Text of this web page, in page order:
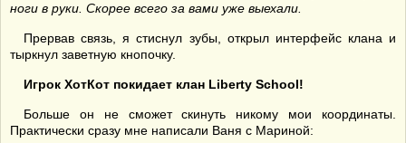
ноги в руки. Скорее всего за вами уже выехали.
Прервав связь, я стиснул зубы, открыл интерфейс клана и
тыркнул заветную кнопочку.
Игрок ХотКот покидает клан Liberty School!
Больше он не сможет скинуть никому мои координаты.
Практически сразу мне написали Ваня с Мариной: